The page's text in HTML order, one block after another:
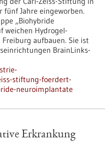
fünf Jahre eingeworben.
„Biohybride
weichen Hydrogel-
aufbauen. Sie ist
BrainLinks-
stiftung-foerdert-
neuroimplantate
Erkrankung